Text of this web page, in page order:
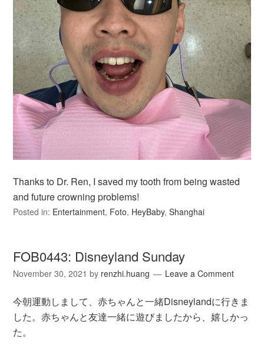
Thanks to Dr. Ren, I saved my tooth from being wasted
and future crowning problems!
Posted in: Entertainment, Foto, HeyBaby,Shanghai
FOB0443: Disneyland Sunday
November 30, 2021 by renzhi.huang Leave a Comment
今朝運動しまして、赤ちゃんと一緒Disneylandに行きま
した。赤ちゃんと友達一緒に遊びましたから、嬉しかっ
た。